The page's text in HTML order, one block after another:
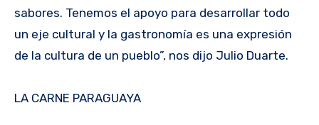
sabores. Tenemos el apoyo para desarrollar todo
un eje cultural y la gastronomía es una expresión
de la cultura de un pueblo”, nos dijo Julio Duarte.
LA CARNE PARAGUAYA